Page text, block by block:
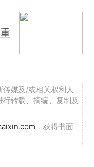
媒及/或相关权利人
转载、摘编、复制及
，获得书面